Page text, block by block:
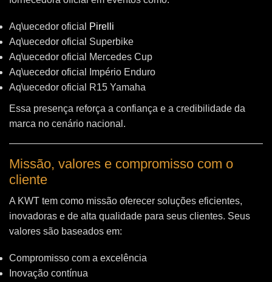
Aq\uecedor oficial
Pirelli
Aq\uecedor oficial Superbike
Aq\uecedor oficial Mercedes Cup
Aq\uecedor oficial Império Enduro
Aq\uecedor oficial R15 Yamaha
Essa presença reforça a confiança e a credibilidade da
marca no cenário nacional.
Missão, valores e compromisso com o
cliente
A KWT tem como missão oferecer soluções eficientes,
inovadoras e de alta qualidade para seus clientes. Seus
valores são baseados em:
Compromisso com a excelência
Inovação contínua